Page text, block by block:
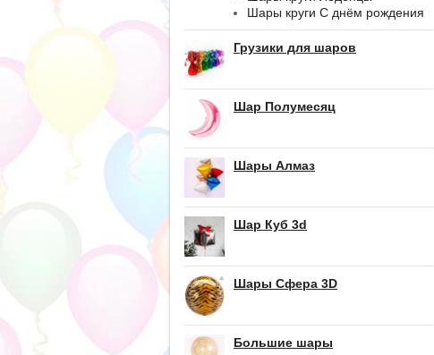
Шары круги С днём рождения
Грузики для шаров
Шар Полумесяц
Шары Алмаз
Шар Куб 3d
Шары Сфера 3D
Большие шары